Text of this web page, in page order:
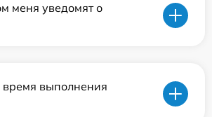
меня уведомят о
время выполнения